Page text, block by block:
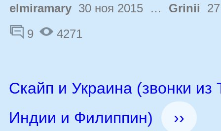
elmiramary 30 ноя 2015 … Grinii
9
4271
Скайп и Украина (звонки из
Индии и Филиппин)
››